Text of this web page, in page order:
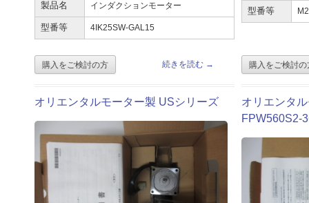
製品名 インダクションモーター
型番等 4IK25SW-GAL15
続きを読む →
型番等
オリエンタルモーター製 USシリーズ
オリエンタ
FPW560S2-